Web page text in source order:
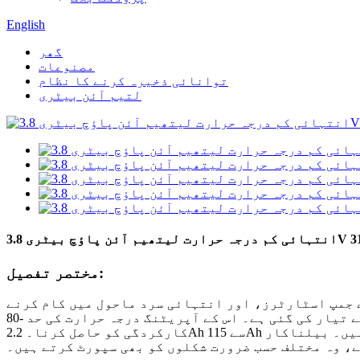
English
گھر
مصنوعات
توانائی ذخیرہ کرنے کا نظام
لتیم آئن بیٹری
مختصر تفصیل:
اسٹارٹرز، اور انتہائی سرد ماحول میں کام کرنے
والے انفرادی فوجی سازوسامان کے لیے تیار کی گئی ہے۔ اس کے آپریٹنگ درجہ حرارت کی حد -80 ° C سے 60 ° C تک پھیلی ہوئی ہے۔ سرد حالات میں 80% خارج ہونے والی
کارکردگی کو حاصل کرنا۔ 2.2Ah سے 115Ah تک کی صلاحیتوں میں دستیاب، یہ بیٹریاں اگنیشن یا دھماکے کے بغیر سوئی کے داخل ہونے کے ٹیسٹ پاس کرتی ہیں۔ بیلناکار